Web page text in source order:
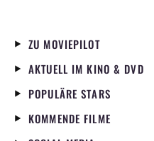
ZU MOVIEPILOT
AKTUELL IM KINO & DVD
POPULÄRE STARS
KOMMENDE FILME